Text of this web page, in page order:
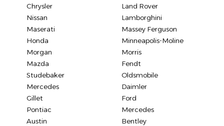
Chrysler
Land Rover
Nissan
Lamborghini
Maserati
Massey Ferguson
Honda
Minneapolis-Moline
Morgan
Morris
Mazda
Fendt
Studebaker
Oldsmobile
Mercedes
Daimler
Gillet
Ford
Pontiac
Mercedes
Austin
Bentley